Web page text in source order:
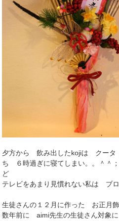
夕方から 飲み出したkojiは クータ
ち ６時過ぎに寝てしまい。。＾＾
ど
テレビをあまり見慣れない私は ブロ
生徒さんの１２月に作った お正月飾
数年前に aimi先生の生徒さん対象